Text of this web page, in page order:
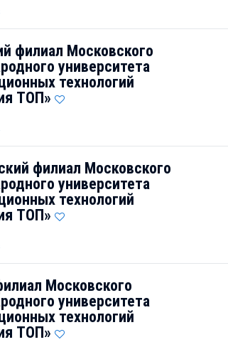
филиал Московского
университета
технологий
TOП»
филиал Московского
университета
технологий
TOП»
Московского
университета
технологий
TOП»